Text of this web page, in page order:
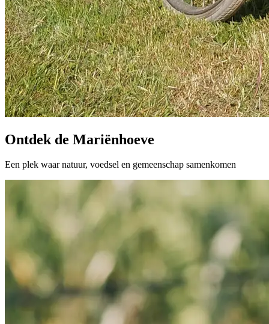
Ontdek de Mariënhoeve
Een plek waar natuur, voedsel en gemeenschap samenkomen